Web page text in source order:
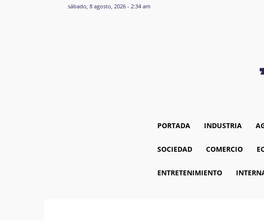
sábado, 8 agosto, 2026 - 2:34 am
PORTADA INDUSTRIA
SOCIEDAD COMERCIO
ENTRETENIMIENTO